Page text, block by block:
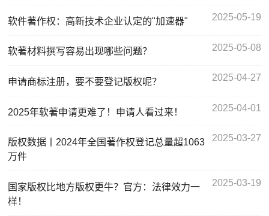
软件著作权：高新技术企业认定的"加速器" 2025-05-19
软著材料撰写容易出现哪些问题？ 2025-05-08
申请商标注册，要不要登记版权呢？ 2025-04-27
2025年软著申请更难了！申请人看过来！ 2025-04-01
版权数据丨2024年全国著作权登记总量超1063
万件
2025-03-27
国家版权比地方版权更牛？官方：法律效力一
样！
2025-03-19